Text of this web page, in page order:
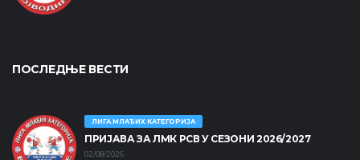
ПОСЛЕДЊЕ ВЕСТИ
ЛИГА МЛАЂИХ КАТЕГОРИЈА
ПРИЈАВА ЗА ЛМК РСВ У СЕЗОНИ 2026/2027
02/08/2026